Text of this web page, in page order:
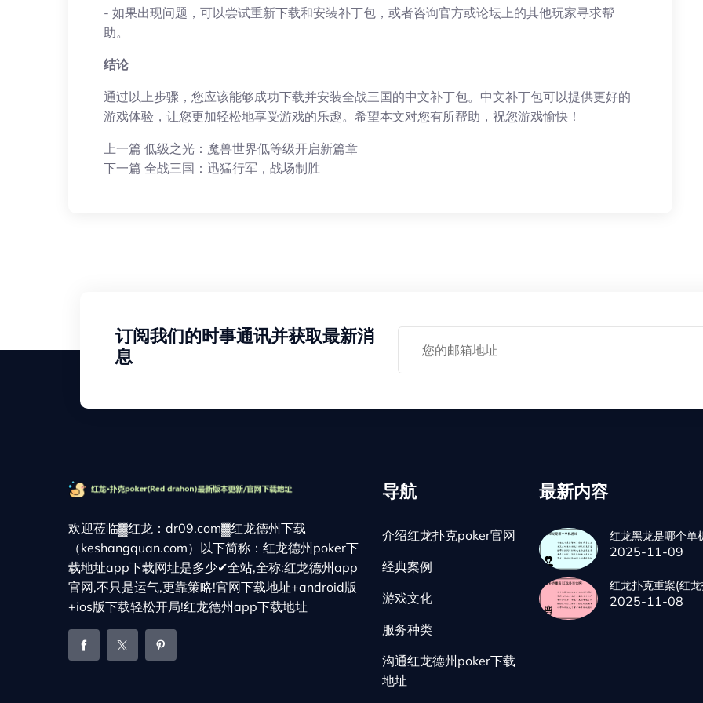
- 如果出现问题，可以尝试重新下载和安装补丁包，或者咨询官方或论坛上的其他玩家寻求帮
助。
结论
通过以上步骤，您应该能够成功下载并安装全战三国的中文补丁包。中文补丁包可以提供更好的
游戏体验，让您更加轻松地享受游戏的乐趣。希望本文对您有所帮助，祝您游戏愉快！
上一篇 低级之光：魔兽世界低等级开启新篇章
下一篇 全战三国：迅猛行军，战场制胜
订阅我们的时事通讯并获取最新消
息
欢迎莅临▓红龙：dr09.com▓红龙德州下载
（keshangquan.com）以下简称：红龙德州poker下
载地址app下载网址是多少✔全站,全称:红龙德州app
官网,不只是运气,更靠策略!官网下载地址+android版
+ios版下载轻松开局!红龙德州app下载地址
导航
介绍红龙扑克poker官网
经典案例
游戏文化
服务种类
沟通红龙德州poker下载
地址
最新内容
红龙黑龙是哪个单
2025-11-09
红龙扑克重案(红
2025-11-08